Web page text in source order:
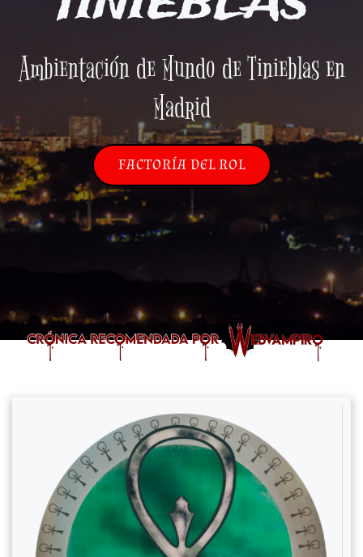
Ambientación de Mundo de Tinieblas en
Madrid
FACTORÍA DEL ROL